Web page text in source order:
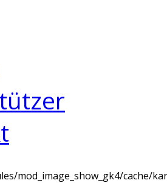
mod_image_show_gk4/cache/